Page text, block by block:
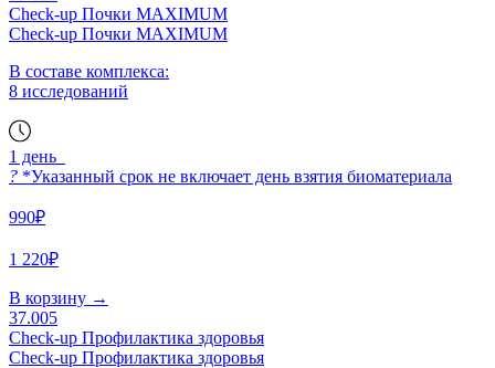
Check-up Почки MAXIMUM
Check-up Почки MAXIMUM
В составе комплекса:
8 исследований
1 день
? *Указанный срок не включает день взятия биоматериала
990₽
1 220₽
В корзину →
37.005
Check-up Профилактика здоровья
Check-up Профилактика здоровья